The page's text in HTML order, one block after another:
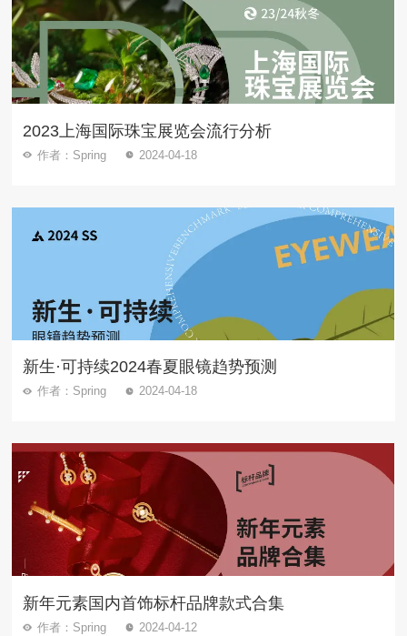
2023上海国际珠宝展览会流行分析
作者：Spring 2024-04-18
新生·可持续2024春夏眼镜趋势预测
作者：Spring 2024-04-18
新年元素国内首饰标杆品牌款式合集
作者：Spring 2024-04-12